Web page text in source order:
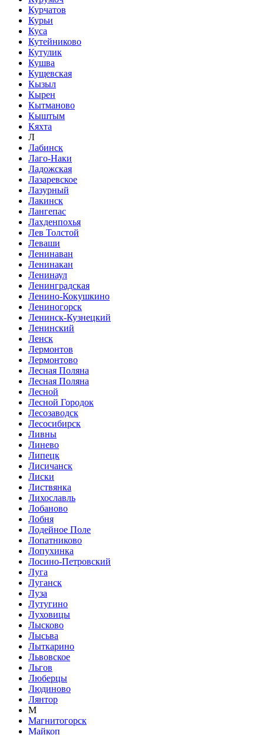
Курчатов
Курьи
Куса
Кутейниково
Кутулик
Кушва
Кущевская
Кызыл
Кырен
Кытманово
Кыштым
Кяхта
Л
Лабинск
Лаго-Наки
Ладожская
Лазаревское
Лазурный
Лакинск
Лангепас
Лахденпохья
Лев Толстой
Леваши
Ленинаван
Ленинакан
Ленинаул
Ленинградская
Ленино-Кокушкино
Лениногорск
Ленинск-Кузнецкий
Ленинский
Ленск
Лермонтов
Лермонтово
Лесная Поляна
Лесная Поляна
Лесной
Лесной Городок
Лесозаводск
Лесосибирск
Ливны
Линево
Липецк
Лисичанск
Лиски
Листвянка
Лихославль
Лобаново
Лобня
Лодейное Поле
Лопатниково
Лопухинка
Лосино-Петровский
Луга
Луганск
Луза
Лутугино
Луховицы
Лысково
Лысьва
Лыткарино
Львовское
Льгов
Люберцы
Людиново
Лянтор
М
Магнитогорск
Майкоп